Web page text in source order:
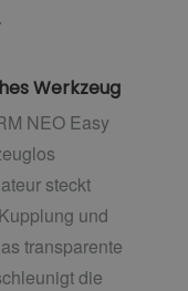
Werkzeug
NEO Easy
steckt
und
transparente
die